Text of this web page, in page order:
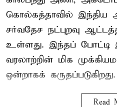
கொல்கத்தாவில் இந்திய
சர்வதேச நட்புறவு
உள்ளது. இந்தப் போட்டி
வரலாற்றின் மிக
ஒன்றாகக் கருதப்படுகிறது.
Read